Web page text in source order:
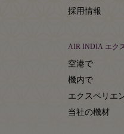
採用情報
AIR INDIA エク
空港で
機内で
エクスペリエ
当社の機材